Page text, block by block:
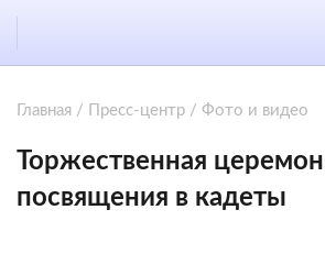
Главная / Пресс-центр / Фото и видео
Торжественная
посвящения в кадеты